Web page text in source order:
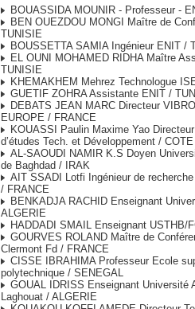
BOUASSIDA MOUNIR - Professeur -
BEN OUEZDOU MONGI Maître de
TUNISIE
BOUSSETTA SAMIA Ingénieur ENIT /
EL OUNI MOHAMED RIDHA Maître
TUNISIE
KHEMAKHEM Mehrez Technologue
GUETIF ZOHRA Assistante ENIT /
DEBATS JEAN MARC Directeur
EUROPE / FRANCE
KOUASSI Paulin Maxime Yao
d’études Tech. et Développement / COTE
AL-SAOUDI NAMIR K.S Doyen
de Baghdad / IRAK
AIT SSADI Lotfi Ingénieur de
/ FRANCE
BENKADJA RACHID Enseignant
ALGERIE
HADDADI SMAIL Enseignant USTHB/
GOURVES ROLAND Maître de
Clermont Fd / FRANCE
CISSE IBRAHIMA Professeur Ecole
polytechnique / SENEGAL
GOUAL IDRISS Enseignant Université
Laghouat / ALGERIE